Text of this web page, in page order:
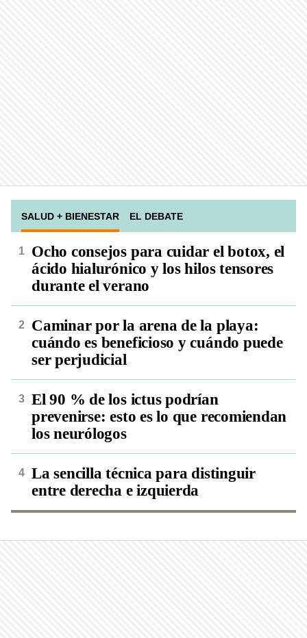
SALUD + BIENESTAR EL DEBATE
Ocho consejos para cuidar el botox, el
ácido hialurónico y los hilos tensores
durante el verano
Caminar por la arena de la playa:
cuándo es beneficioso y cuándo puede
ser perjudicial
El 90 % de los ictus podrían
prevenirse: esto es lo que recomiendan
los neurólogos
La sencilla técnica para distinguir
entre derecha e izquierda